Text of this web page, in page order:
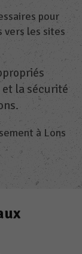
pour
vers les sites
la sécurité
à Lons